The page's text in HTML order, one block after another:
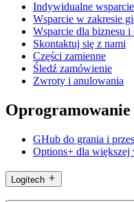
Indywidualne wsparcie
Wsparcie w zakresie
Wsparcie dla biznesu i
Skontaktuj się z nami
Części zamienne
Śledź zamówienie
Zwroty i anulowania
Oprogramowanie
GHub do grania i
Options+ dla większej
Logitech